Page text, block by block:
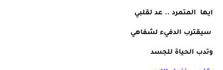
ايها  المتمرد .. عد لقلبي
وتدب الحياة للجسد